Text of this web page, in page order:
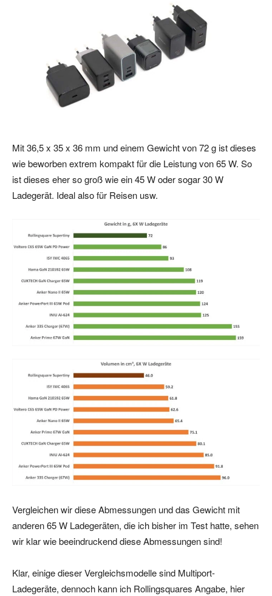
Mit 36,5 x 35 x 36 mm und einem Gewicht von 72 g ist dieses
wie beworben extrem kompakt für die Leistung von 65 W. So
ist dieses eher so groß wie ein 45 W oder sogar 30 W
Ladegerät. Ideal also für Reisen usw.
Vergleichen wir diese Abmessungen und das Gewicht mit
anderen 65 W Ladegeräten, die ich bisher im Test hatte, sehen
wir klar wie beeindruckend diese Abmessungen sind!
Klar, einige dieser Vergleichsmodelle sind Multiport-
Ladegeräte, dennoch kann ich Rollingsquares Angabe, hier